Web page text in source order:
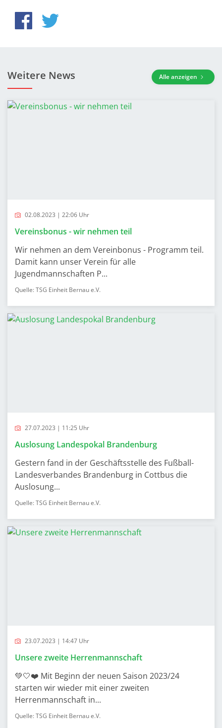
Weitere News Alle anzeigen
02.08.2023 | 22:06 Uhr
Vereinsbonus - wir nehmen teil
Wir nehmen an dem Vereinbonus - Programm teil.
Damit kann unser Verein für alle
Jugendmannschaften P...
Quelle: TSG Einheit Bernau e.V.
27.07.2023 | 11:25 Uhr
Auslosung Landespokal Brandenburg
Gestern fand in der Geschäftsstelle des Fußball-
Landesverbandes Brandenburg in Cottbus die
Auslosung...
Quelle: TSG Einheit Bernau e.V.
23.07.2023 | 14:47 Uhr
Unsere zweite Herrenmannschaft
💚🤍❤️ Mit Beginn der neuen Saison 2023/24
starten wir wieder mit einer zweiten
Herrenmannschaft in...
Quelle: TSG Einheit Bernau e.V.